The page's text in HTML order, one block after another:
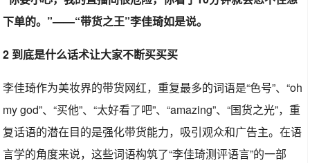
下单的。”——“带货之王”李佳琦如是说。
2 到底是什么话术让大家不断买买买
李佳琦作为美妆界的带货网红，重复最多的词语是“色号”、“oh
my god”、“买他”、“太好看了吧”、“amazing”、“国货之光”，重
复话语的潜在目的是强化带货能力，吸引观众和广告主。在语
言学的角度来说，这些词语构筑了“李佳琦测评语言”的一部